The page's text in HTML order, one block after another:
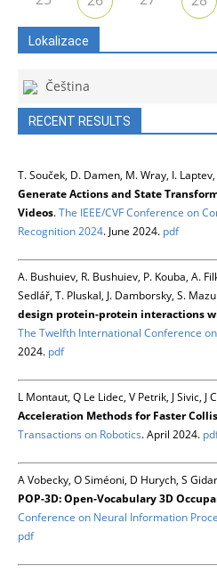
Lokalizace
Čeština
RECENT RESULTS
T. Souček, D. Damen, M. Wray, I. Laptev,
Generate Actions and State
Videos.The IEEE/CVF Conference on
Recognition 2024. June 2024. pdf
A. Bushuiev, R. Bushuiev, P. Kouba, A.
Sedlář, T. Pluskal, J. Damborsky, S.
design protein-protein interactions
The Twelfth International Conference
2024. pdf
L Montaut, Q Le Lidec, V Petrik, J Sivic, J
Acceleration Methods for Faster
Transactions on Robotics. April 2024.
A Vobecky, O Siméoni, D Hurych, S
POP-3D: Open-Vocabulary 3D
Conference on Neural Information
pdf